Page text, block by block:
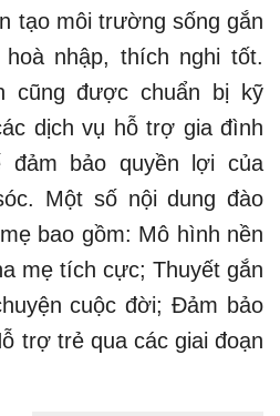
tạo môi trường sống gắn
nhập, thích nghi tốt.
cũng được chuẩn bị kỹ
dịch vụ hỗ trợ gia đình
đảm bảo quyền lợi của
Một số nội dung đào
bao gồm: Mô hình nền
mẹ tích cực; Thuyết gắn
cuộc đời; Đảm bảo
trợ trẻ qua các giai đoạn